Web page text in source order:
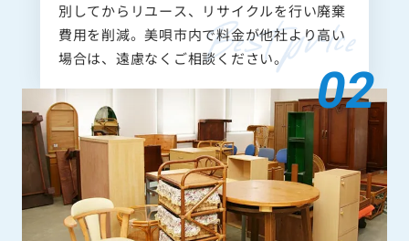
別してからリユース、リサイクルを行い廃棄
費用を削減。美唄市内で料金が他社より高い
場合は、遠慮なくご相談ください。